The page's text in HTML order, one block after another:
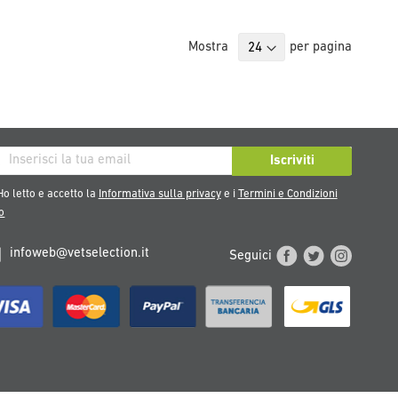
Mostra per pagina
Iscriviti
letto e accetto la Informativa sulla privacye i Termini e Condizioni
infoweb@vetselection.it Seguici